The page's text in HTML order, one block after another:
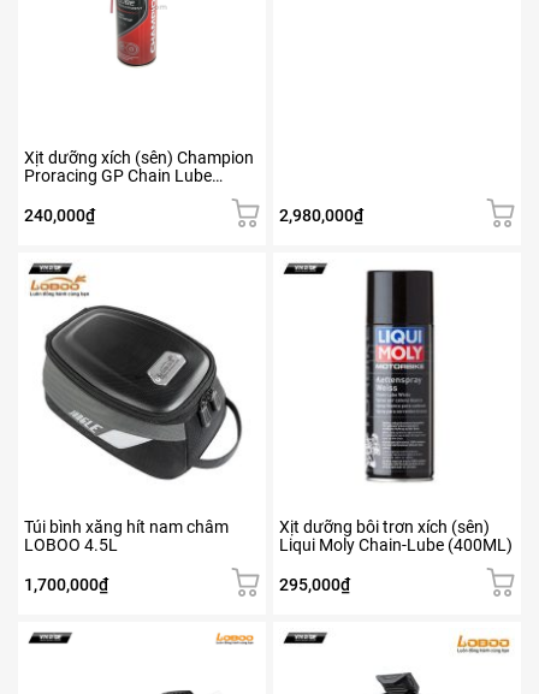
Xịt dưỡng xích (sên) Champion
Proracing GP Chain Lube
240,000₫ 2,980,000₫
Túi bình xăng hít nam châm
LOBOO 4.5L
1,700,000₫
Xịt dưỡng bôi trơn xích (sên)
Liqui Moly Chain-Lube (400ML)
295,000₫
Sản